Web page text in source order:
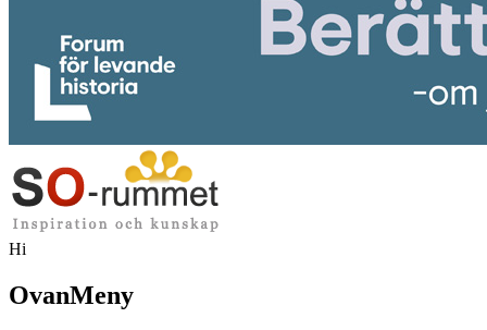
Hi
OvanMeny